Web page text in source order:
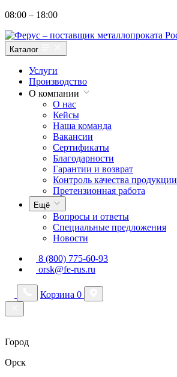
08:00 – 18:00
Каталог
Услуги
Производство
О компании
О нас
Кейсы
Наша команда
Вакансии
Сертификаты
Благодарности
Гарантии и возврат
Контроль качества продукции
Претензионная работа
Ещё
Вопросы и ответы
Специальные предложения
Новости
8 (800) 775-60-93
orsk@fe-rus.ru
Корзина 0
Город
Орск